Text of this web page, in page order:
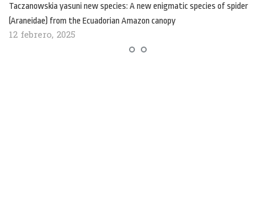
Taczanowskia yasuni new species: A new enigmatic species of spider
(Araneidae) from the Ecuadorian Amazon canopy
12 febrero, 2025